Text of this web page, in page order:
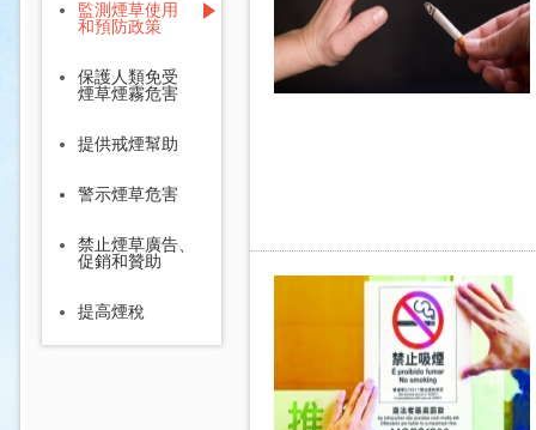
監測煙草使用
和預防政策
保護人類免受
煙草煙霧危害
提供戒煙幫助
警示煙草危害
禁止煙草廣告、
促銷和贊助
提高煙稅